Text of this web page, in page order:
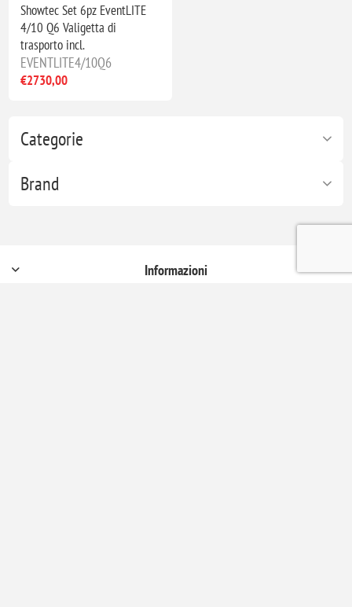
Categorie
Brand
Showtec Set 6pz EventLITE
4/10 Q6 Valigetta di
trasporto incl.
EVENTLITE4/10Q6
€2730,00
Informazioni